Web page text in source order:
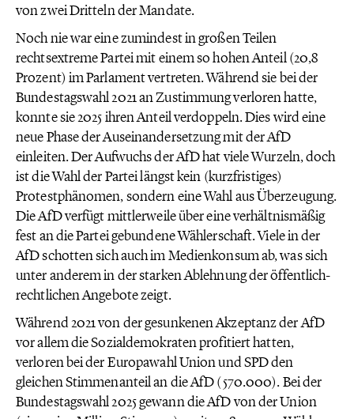
von zwei Dritteln der Mandate.
Noch nie war eine zumindest in großen Teilen
rechtsextreme Partei mit einem so hohen Anteil (20,8
Prozent) im Parlament vertreten. Während sie bei der
Bundestagswahl 2021 an Zustimmung verloren hatte,
konnte sie 2025 ihren Anteil verdoppeln. Dies wird eine
neue Phase der Auseinandersetzung mit der AfD
einleiten. Der Aufwuchs der AfD hat viele Wurzeln, doch
ist die Wahl der Partei längst kein (kurzfristiges)
Protestphänomen, sondern eine Wahl aus Überzeugung.
Die AfD verfügt mittlerweile über eine verhältnismäßig
fest an die Partei gebundene Wählerschaft. Viele in der
AfD schotten sich auch im Medienkonsum ab, was sich
unter anderem in der starken Ablehnung der öffentlich-
rechtlichen Angebote zeigt.
Während 2021 von der gesunkenen Akzeptanz der AfD
vor allem die Sozialdemokraten profitiert hatten,
verloren bei der Europawahl Union und SPD den
gleichen Stimmenanteil an die AfD (570.000). Bei der
Bundestagswahl 2025 gewann die AfD von der Union